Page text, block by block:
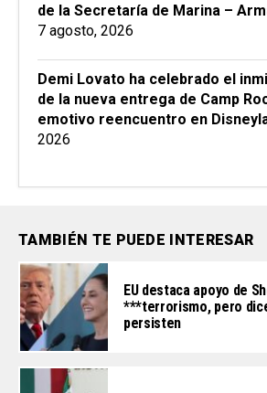
de la Secretaría de Marina –
7 agosto, 2026
Demi Lovato ha celebrado el
de la nueva entrega de Camp
emotivo reencuentro en
2026
TAMBIÉN TE PUEDE INTERESAR
EU destaca apoyo de
***terrorismo, pero
persisten